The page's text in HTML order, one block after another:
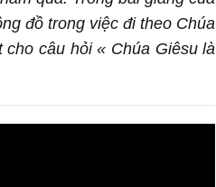
đồ trong việc đi theo Chúa
câu hỏi « Chúa Giêsu là